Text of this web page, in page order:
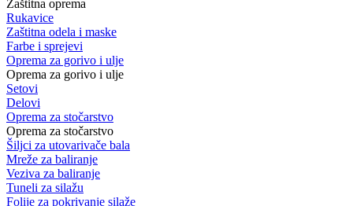
Zaštitna oprema
Rukavice
Zaštitna odela i maske
Farbe i sprejevi
Oprema za gorivo i ulje
Oprema za gorivo i ulje
Setovi
Delovi
Oprema za stočarstvo
Oprema za stočarstvo
Šiljci za utovarivače bala
Mreže za baliranje
Veziva za baliranje
Tuneli za silažu
Folije za pokrivanje silaže